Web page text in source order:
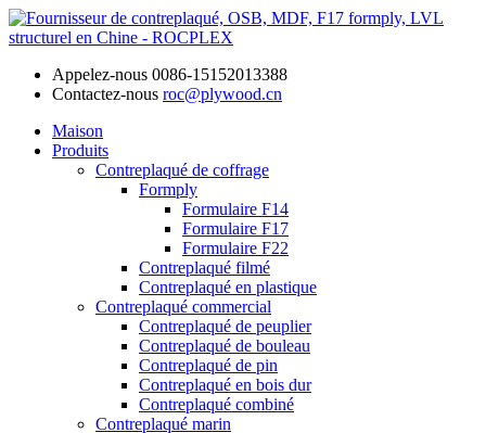
Appelez-nous 0086-15152013388
Contactez-nous roc@plywood.cn
Maison
Produits
Contreplaqué de coffrage
Formply
Formulaire F14
Formulaire F17
Formulaire F22
Contreplaqué filmé
Contreplaqué en plastique
Contreplaqué commercial
Contreplaqué de peuplier
Contreplaqué de bouleau
Contreplaqué de pin
Contreplaqué en bois dur
Contreplaqué combiné
Contreplaqué marin